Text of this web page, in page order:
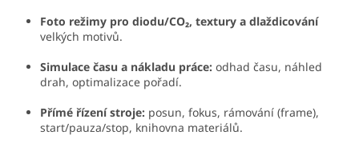
Foto režimy pro diodu/CO₂, textury a dlaždicování
velkých motivů.
Simulace času a nákladu práce: odhad času, náhled
drah, optimalizace pořadí.
Přímé řízení stroje: posun, fokus, rámování (frame),
start/pauza/stop, knihovna materiálů.